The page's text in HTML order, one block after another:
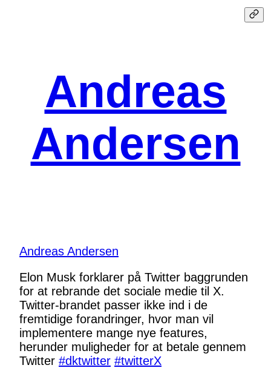
Andreas
Andersen
Andreas Andersen
Elon Musk forklarer på Twitter baggrunden
for at rebrande det sociale medie til X.
Twitter-brandet passer ikke ind i de
fremtidige forandringer, hvor man vil
implementere mange nye features,
herunder muligheder for at betale gennem
Twitter #dktwitter #twitterX